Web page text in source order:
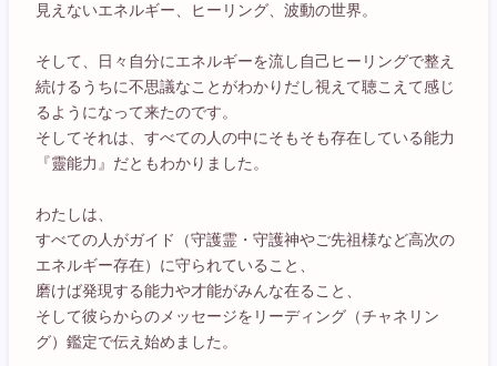
見えないエネルギー、ヒーリング、波動の世界。
そして、日々自分にエネルギーを流し自己ヒーリングで整え
続けるうちに不思議なことがわかりだし視えて聴こえて感じ
るようになって来たのです。
そしてそれは、すべての人の中にそもそも存在している能力
『靈能力』だともわかりました。
わたしは、
すべての人がガイド（守護霊・守護神やご先祖様など高次の
エネルギー存在）に守られていること、
磨けば発現する能力や才能がみんな在ること、
そして彼らからのメッセージをリーディング（チャネリン
グ）鑑定で伝え始めました。